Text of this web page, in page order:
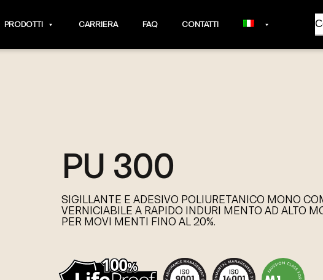
PRODOTTI CARRIERA FAQ CONTATTI
PU 300
SIGILLANTE E ADESIVO POLIURETANICO MONO
VERNICIABILE A RAPIDO INDURI MENTO AD ALTO
PER MOVI MENTI FINO AL 20%.